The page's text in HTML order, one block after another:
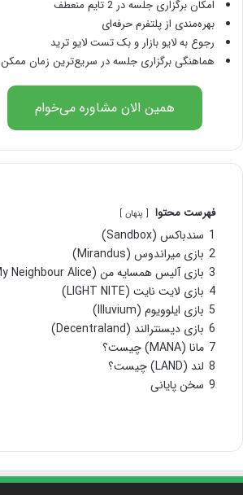
امکان برگزاری جلسه در 2 تایم منعطف
بهره‌مندی از پلتفرم حرفه‌ای
رجوع به لایو بازار و بک تست لایو ترید
هماهنگی برگزاری جلسه در سریع‌ترین زمان ممکن
همین الان مشاوره می‌خوام
فهرست محتوا پنهان
1 سندباکس (Sandbox)
2 بازی میراندوس (Mirandus)
3 بازی آلیس همسایه من (My Neighbour Alice)
4 بازی لایت نایت (LIGHT NITE)
5 بازی ایلوویوم (Illuvium)
6 بازی دیسنترالند (Decentraland)
7 مانا (MANA) چیست؟
8 لند (LAND) چیست؟
9 سخن پایانی